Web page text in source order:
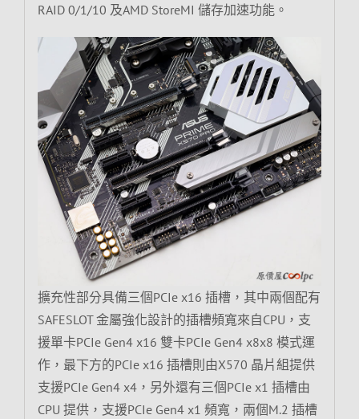
RAID 0/1/10 及AMD StoreMI 儲存加速功能。
擴充性部分具備三個PCIe x16 插槽，其中兩個配有
SAFESLOT 金屬強化設計的插槽頻寬來自CPU，支
援單卡PCIe Gen4 x16 雙卡PCIe Gen4 x8x8 模式運
作，最下方的PCIe x16 插槽則由X570 晶片組提供
支援PCIe Gen4 x4，另外還有三個PCIe x1 插槽由
CPU 提供，支援PCIe Gen4 x1 頻寬，兩個M.2 插槽